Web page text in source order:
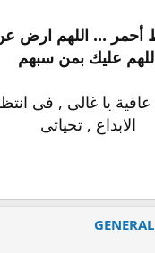
أحمر ... اللهم ارض
عليك بمن سبهم
يا غالى , فى
الابداع , تحياتى